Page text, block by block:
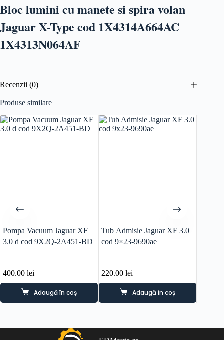
Bloc lumini cu manete si spira volan
Jaguar X-Type cod 1X4314A664AC
1X4313N064AF
Recenzii (0)
Produse similare
Pompa Vacuum Jaguar XF
3.0 d cod 9X2Q-2A451-BD
400.00 lei
Adaugă în coș
Tub Admisie Jaguar XF 3.0
cod 9×23-9690ae
220.00lei
Adaugă în coș